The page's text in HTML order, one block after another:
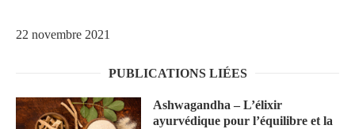
22 novembre 2021
PUBLICATIONS LIÉES
Ashwagandha – L’élixir
ayurvédique pour l’équilibre et la